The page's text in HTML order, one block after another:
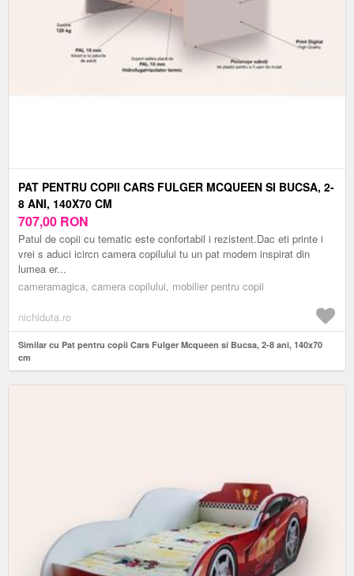
PAT PENTRU COPII CARS FULGER MCQUEEN SI BUCSA, 2-
8 ANI, 140X70 CM
707,00 RON
Patul de copii cu tematic este confortabil i rezistent.Dac eti printe i
vrei s aduci icircn camera copilului tu un pat modern inspirat din
lumea er...
cameramagica, camera copilului, mobilier pentru copii
nichiduta.ro
Similar cu Pat pentru copii Cars Fulger Mcqueen si Bucsa, 2-8 ani, 140x70
cm